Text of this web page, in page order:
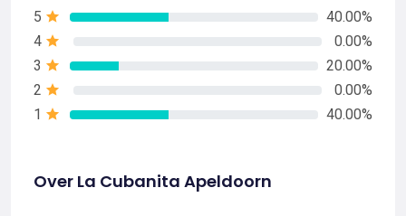
5
40.00%
4
0.00%
3
20.00%
2
0.00%
1
40.00%
Over La Cubanita Apeldoorn